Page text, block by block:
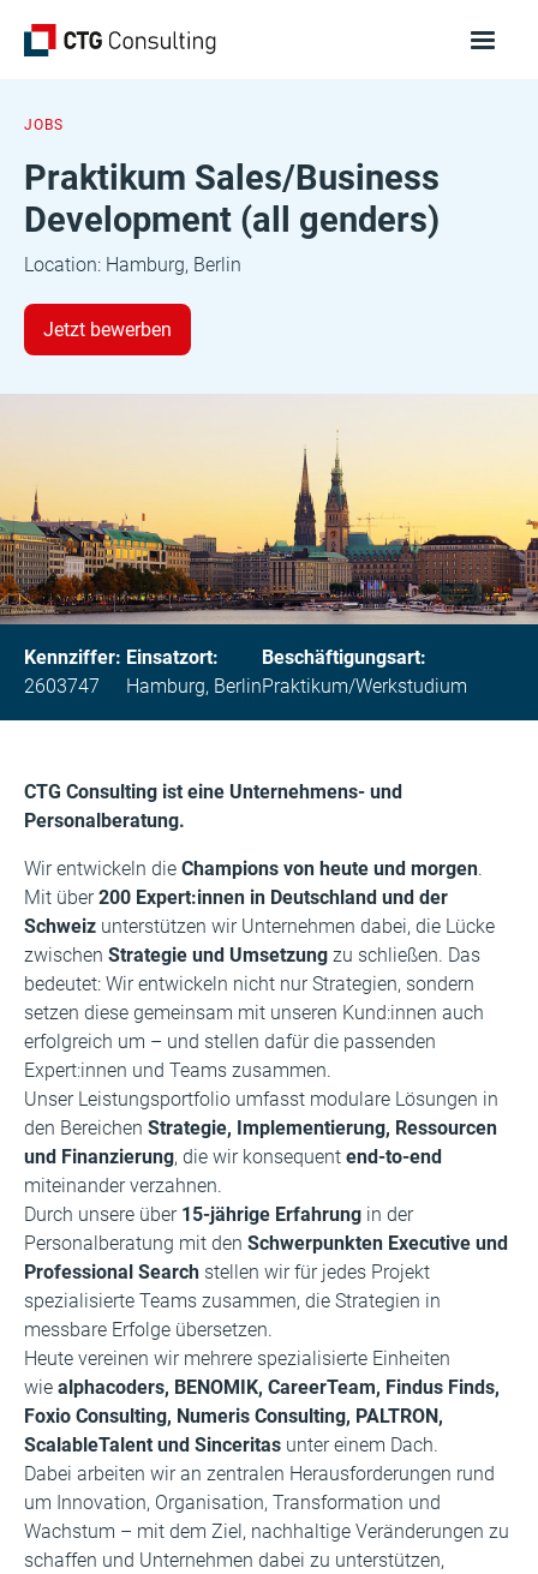
JOBS
Praktikum Sales/Business
Development (all genders)
Location: Hamburg, Berlin
Jetzt bewerben
Kennziffer:
2603747
Einsatzort:
Hamburg, Berlin
Beschäftigungsart:
Praktikum/Werkstudium
CTG Consulting ist eine Unternehmens- und
Personalberatung.
Wir entwickeln die Champions von heute und morgen.
Mit über200 Expert:innen in Deutschland und der
Schweiz unterstützen wir Unternehmen dabei, die Lücke
zwischen Strategie und Umsetzung zu schließen. Das
bedeutet: Wir entwickeln nicht nur Strategien, sondern
setzen diese gemeinsam mit unseren Kund:innen auch
erfolgreich um – und stellen dafür die passenden
Expert:innen und Teams zusammen.
Unser Leistungsportfolio umfasst modulare Lösungen in
den Bereichen Strategie, Implementierung, Ressourcen
und Finanzierung, die wir konsequent end-to-end
miteinander verzahnen.
Durch unsere über 15-jährige Erfahrung in der
Personalberatung mit den Schwerpunkten Executive und
Professional Search stellen wir für jedes Projekt
spezialisierte Teams zusammen, die Strategien in
messbare Erfolge übersetzen.
Heute vereinen wir mehrere spezialisierte Einheiten
wie alphacoders, BENOMIK, CareerTeam, Findus Finds,
Foxio Consulting, Numeris Consulting, PALTRON,
ScalableTalent und Sinceritas unter einem Dach.
Dabei arbeiten wir an zentralen Herausforderungen rund
um Innovation, Organisation, Transformation und
Wachstum – mit dem Ziel, nachhaltige Veränderungen zu
schaffen und Unternehmen dabei zu unterstützen,